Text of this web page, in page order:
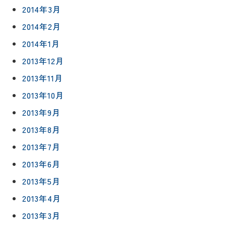
2014年3月
2014年2月
2014年1月
2013年12月
2013年11月
2013年10月
2013年9月
2013年8月
2013年7月
2013年6月
2013年5月
2013年4月
2013年3月